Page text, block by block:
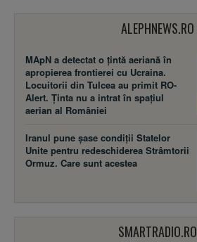
ALEPHNEWS.RO
MApN a detectat o țintă aeriană în
apropierea frontierei cu Ucraina.
Locuitorii din Tulcea au primit RO-
Alert. Ținta nu a intrat în spațiul
aerian al României
Iranul pune șase condiții Statelor
Unite pentru redeschiderea Strâmtorii
Ormuz. Care sunt acestea
SMARTRADIO.RO